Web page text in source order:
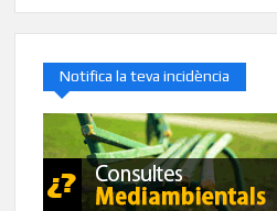
Notifica la teva incidència